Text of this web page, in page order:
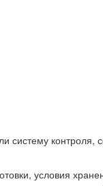
систему контроля,
условия